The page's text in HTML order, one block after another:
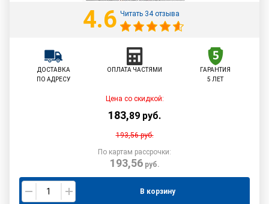
4.6 Читать 34 отзыва
ДОСТАВКА
ПО АДРЕСУ
ОПЛАТА ЧАСТЯМИ
ГАРАНТИЯ
5 ЛЕТ
Цена со скидкой:
183,89 руб.
193,56руб.
По картам рассрочки:
193,56руб.
В корзину